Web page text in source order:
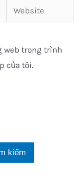
kiếm
Website
web trong trình
của tôi.